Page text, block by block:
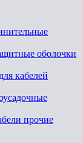
оболочки
кабелей
прочие